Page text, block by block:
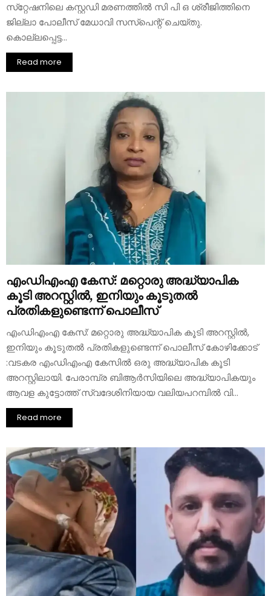
സ്‌റ്റേഷനിലെ കസ്റ്റഡി മരണത്തില്‍ സി പി ഒ ശ്രീജിത്തിനെ
ജില്ലാ പോലീസ് മേധാവി സസ്‌പെന്റ് ചെയ്തു.
കൊല്ലപ്പെട്ട...
Read more
എംഡിഎംഎ കേസ്: മറ്റൊരു അദ്ധ്യാപിക
കൂടി അറസ്റ്റില്‍, ഇനിയും കൂടുതല്‍
പ്രതികളുണ്ടെന്ന് പൊലീസ്
എംഡിഎംഎ കേസ്: മറ്റൊരു അദ്ധ്യാപിക കൂടി അറസ്റ്റില്‍,
ഇനിയും കൂടുതല്‍ പ്രതികളുണ്ടെന്ന് പൊലീസ് കോഴിക്കോട്
:വടകര എംഡിഎംഎ കേസില്‍ ഒരു അദ്ധ്യാപിക കൂടി
അറസ്റ്റിലായി. പേ‌രാമ്പ്ര ബിആർസിയിലെ അദ്ധ്യാപികയും
ആവള കുട്ടോത്ത് സ്വദേശിനിയായ വലിയപറമ്പില്‍ വി...
Read more